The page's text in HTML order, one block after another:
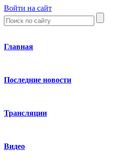
Войти на сайт
Главная
Последние новости
Трансляции
Видео